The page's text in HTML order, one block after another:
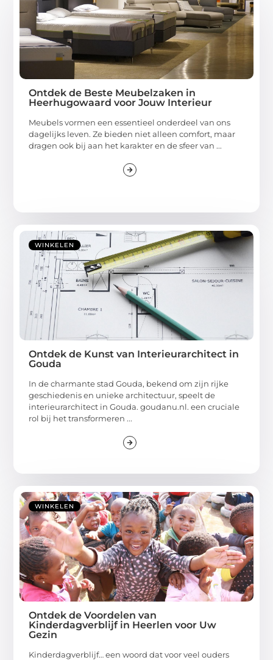
Ontdek de Beste Meubelzaken in
Heerhugowaard voor Jouw Interieur
Meubels vormen een essentieel onderdeel van ons
dagelijks leven. Ze bieden niet alleen comfort, maar
dragen ook bij aan het karakter en de sfeer van ...
WINKELEN
Ontdek de Kunst van Interieurarchitect in
Gouda
In de charmante stad Gouda, bekend om zijn rijke
geschiedenis en unieke architectuur, speelt de
interieurarchitect in Gouda. goudanu.nl. een cruciale
rol bij het transformeren ...
WINKELEN
Ontdek de Voordelen van
Kinderdagverblijf in Heerlen voor Uw
Gezin
Kinderdagverblijf… een woord dat voor veel ouders